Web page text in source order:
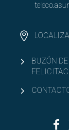
BUZÓN